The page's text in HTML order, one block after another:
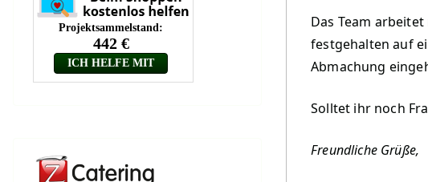
Das Team
festgehalten auf
Abmachung
Solltet ihr noch
Freundliche Grüße,